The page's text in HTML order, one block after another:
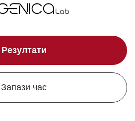
Резултати
Запази час